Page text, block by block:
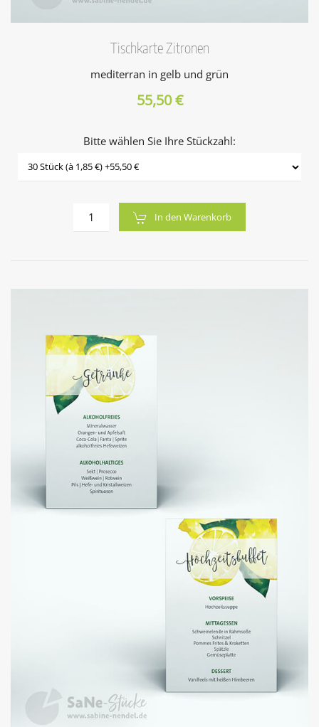
Tischkarte Zitronen
mediterran in gelb und grün
55,50 €
Bitte wählen Sie Ihre Stückzahl:
In den Warenkorb